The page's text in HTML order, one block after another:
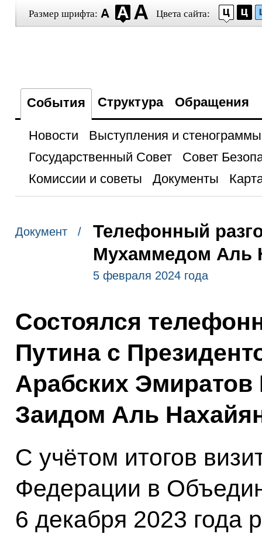
Размер шрифта: Цвета сайта:
События Структура Обращения
Новости
Выступления и стенограммы
Государственный Совет
Совет
Комиссии и советы
Документы
Документ /
Телефонный
Мухаммедом Аль
5 февраля 2024 года
Состоялся
Путина с
Арабских
Заидом Аль
С учётом итогов
Федерации в
6 декабря 2023 года